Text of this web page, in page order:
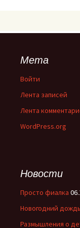
Мета
Войти
Лента записей
Лента
WordPress.org
Новости
Просто фиалка
Новогодний дождь
Размышления о